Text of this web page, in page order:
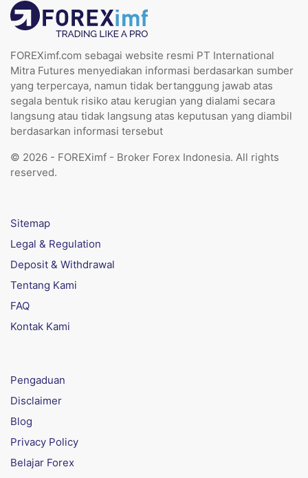
FOREXimf.com sebagai website resmi PT International
Mitra Futures menyediakan informasi berdasarkan sumber
yang terpercaya, namun tidak bertanggung jawab atas
segala bentuk risiko atau kerugian yang dialami secara
langsung atau tidak langsung atas keputusan yang diambil
berdasarkan informasi tersebut
© 2026 - FOREXimf - Broker Forex Indonesia. All rights
reserved.
Sitemap
Legal & Regulation
Deposit & Withdrawal
Tentang Kami
FAQ
Kontak Kami
Pengaduan
Disclaimer
Blog
Privacy Policy
Belajar Forex